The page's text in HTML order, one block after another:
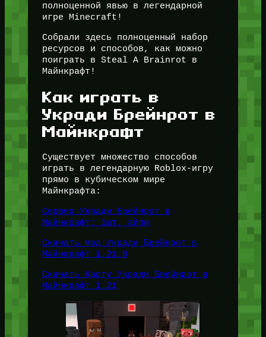
полноценной явью в легендарной
игре Minecraft!
Собрали здесь полноценный набор
ресурсов и способов, как можно
поиграть в Steal A Brainrot в
Майнкрафт!
Как играть в
Укради Брейнрот в
Майнкрафт
Существует множество способов
играть в легендарную Roblox-игру
прямо в кубическом мире
Майнкрафта:
Сервер Укради Брейнрот в
Майнкрафт: 1шт, айпи
Скачать мод Укради Брейнрот в
Майнкрафт 1.21.8
Скачать Карту Укради Брейнрот в
Майнкрафт 1.21